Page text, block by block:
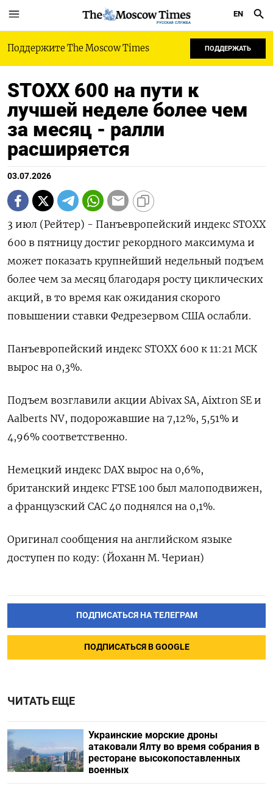
РУССКАЯ СЛУЖБА
EN
Поддержите The Moscow Times ПОДДЕРЖАТЬ
STOXX 600 на пути к
лучшей неделе более чем
за месяц - ралли
расширяется
03.07.2026
3 июл (Рейтер) - Панъевропейский индекс STOXX
600 в пятницу достиг ‌рекордного максимума и
может показать крупнейший недельный подъем
​более ​чем ​за месяц ⁠благодаря росту ‌циклических
акций, в ‌то время как ожидания скорого ​
повышении ставки Федрезервом ‌США ослабли.
Панъевропейский индекс ​STOXX 600 к ‌11:21 МСК
вырос на 0,3%.
Подъем возглавили акции Abivax ​SA, ​Aixtron ‌SE и
Aalberts NV, ​подорожавшие на 7,12%, 5,51% и
4,96% соответственно.
Немецкий индекс DAX вырос на 0,6%,
британский индекс FTSE 100 ​был ⁠малоподвижен,
а французский CAC 40 поднялся ‌на 0,1%.
Оригинал ‌сообщения на английском языке ​
доступен по коду: (Йоханн ‌М. Чериан)
ПОДПИСАТЬСЯ НА ТЕЛЕГРАМ
ПОДПИСАТЬСЯ В GOOGLE
ЧИТАТЬ ЕЩЕ
Украинские морские дроны
атаковали Ялту во время собрания в
ресторане высокопоставленных
военных